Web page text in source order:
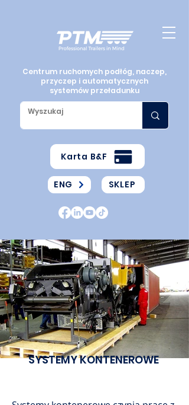
Centrum ruchomych podłóg, naczep,
przyczep i automatycznych
systemów przeładunku
Karta B&F
ENG SKLEP
SYSTEMY KONTENEROWE